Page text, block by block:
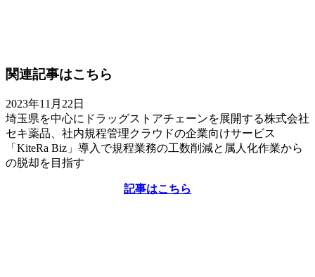
関連記事はこちら
2023年11月22日
埼玉県を中心にドラッグストアチェーンを展開する株式会社
セキ薬品、社内規程管理クラウドの企業向けサービス
「KiteRa Biz」導入で規程業務の工数削減と属人化作業から
の脱却を目指す
記事はこちら